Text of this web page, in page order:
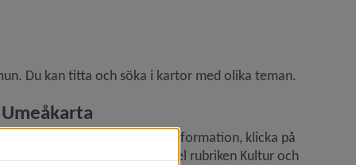
Du kan titta och söka i kartor med olika teman.
Umeåkarta
Tänd och släck kartskikt med information, klicka på
plustecknet framför till exempel rubriken Kultur och